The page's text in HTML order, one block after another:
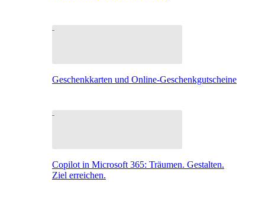
Geschenkkarten und Online-Geschenkgutscheine
Copilot in Microsoft 365: Träumen. Gestalten.
Ziel erreichen.